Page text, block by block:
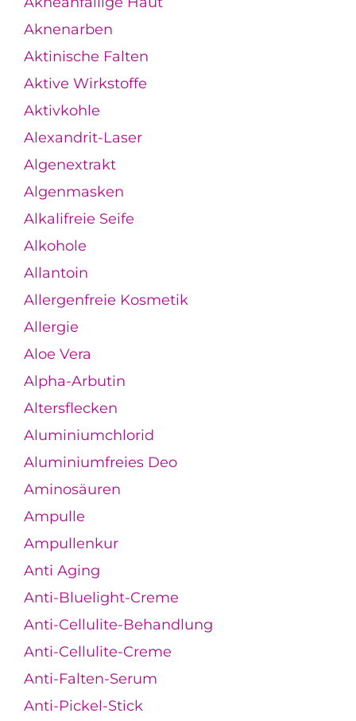
Aknenarben
Aktinische Falten
Aktive Wirkstoffe
Aktivkohle
Alexandrit-Laser
Algenextrakt
Algenmasken
Alkalifreie Seife
Alkohole
Allantoin
Allergenfreie Kosmetik
Allergie
Aloe Vera
Alpha-Arbutin
Altersflecken
Aluminiumchlorid
Aluminiumfreies Deo
Aminosäuren
Ampulle
Ampullenkur
Anti Aging
Anti-Bluelight-Creme
Anti-Cellulite-Behandlung
Anti-Cellulite-Creme
Anti-Falten-Serum
Anti-Pickel-Stick